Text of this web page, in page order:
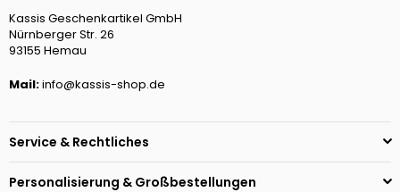
Kassis Geschenkartikel GmbH
Nürnberger Str. 26
93155 Hemau
Mail:info@kassis-shop.de
Service & Rechtliches
Personalisierung & Großbestellungen